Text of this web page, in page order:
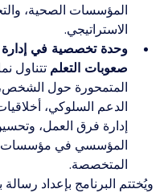
المؤسسات الصحية،
الاستراتيجي.
وحدة تخصصية في
صعوبات التعلم تتناول
المتمحورة حول الشخص،
الدعم السلوكي،
إدارة فرق العمل،
المؤسسي في مؤسسات
المتخصصة.
ويُختتم البرنامج بإعداد